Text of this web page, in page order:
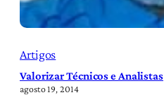
Artigos
Valorizar Técnicos e Analistas
agosto 19, 2014